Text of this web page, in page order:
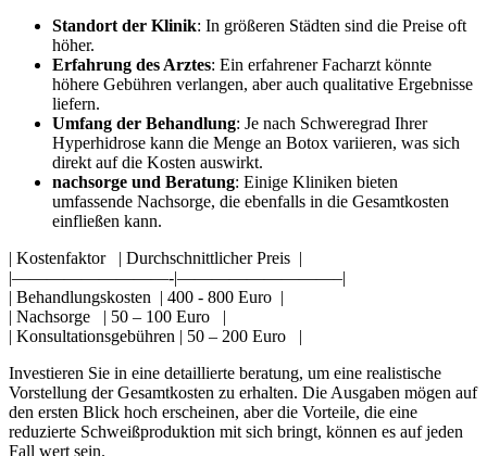
Standort⁤ der Klinik: In größeren⁤ Städten sind⁢ die Preise oft
höher.
Erfahrung des‍ Arztes: Ein erfahrener ​Facharzt könnte
höhere Gebühren⁣ verlangen, aber auch qualitative Ergebnisse‍
liefern.
Umfang​ der Behandlung: Je nach Schweregrad Ihrer
Hyperhidrose kann die Menge an Botox variieren, was sich
direkt auf die Kosten auswirkt.
nachsorge‍ und Beratung: Einige Kliniken bieten
umfassende Nachsorge, die ebenfalls in die Gesamtkosten
einfließen kann.
| Kostenfaktor ⁢ ‍ | Durchschnittlicher Preis ⁢ |
|—————————-|—————————–|
| Behandlungskosten ‍ ‍| 400 ‍- 800 Euro ‌ |
| Nachsorge‌ ⁤ ​ | 50 – 100 Euro ​ ⁢ ‌|
| Konsultationsgebühren | 50 – 200 ⁤Euro ‌ ⁣ |
Investieren⁢ Sie in eine detaillierte beratung, um eine realistische
‌Vorstellung der Gesamtkosten zu erhalten. Die Ausgaben mögen auf
den ersten Blick hoch erscheinen, aber die ​Vorteile, die eine
reduzierte Schweißproduktion mit⁢ sich bringt, können es auf jeden
Fall wert sein.